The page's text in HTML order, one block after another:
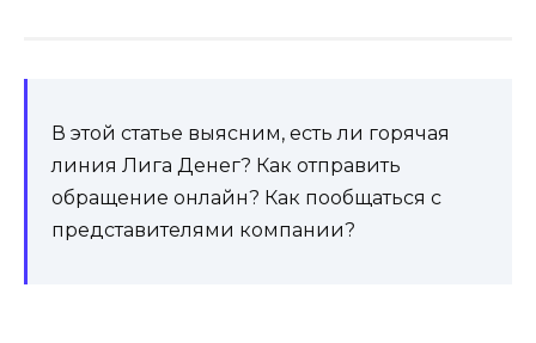
В этой статье выясним, есть ли горячая
линия Лига Денег? Как отправить
обращение онлайн? Как пообщаться с
представителями компании?